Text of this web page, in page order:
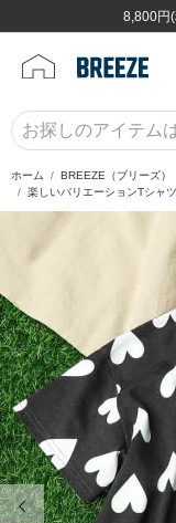
8,800円
ほぼ全品
8,800円
ほぼ全品
ホーム BREEZE（ブリーズ）
楽しいバリエーションTシャ
前の画像